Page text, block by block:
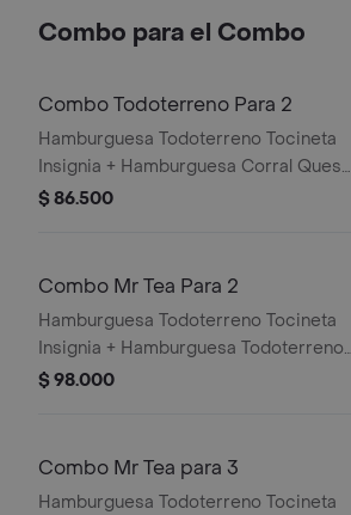
Combo para el Combo
Combo Todoterreno Para 2
Hamburguesa Todoterreno Tocineta
Insignia + Hamburguesa Corral Queso
+ 2 papas grandes + 2 bebidas
$ 86.500
Combo Mr Tea Para 2
Hamburguesa Todoterreno Tocineta
Insignia + Hamburguesa Todoterreno
Callejera + 2 papas grandes + 2 Mr
$ 98.000
Combo Mr Tea para 3
Hamburguesa Todoterreno Tocineta